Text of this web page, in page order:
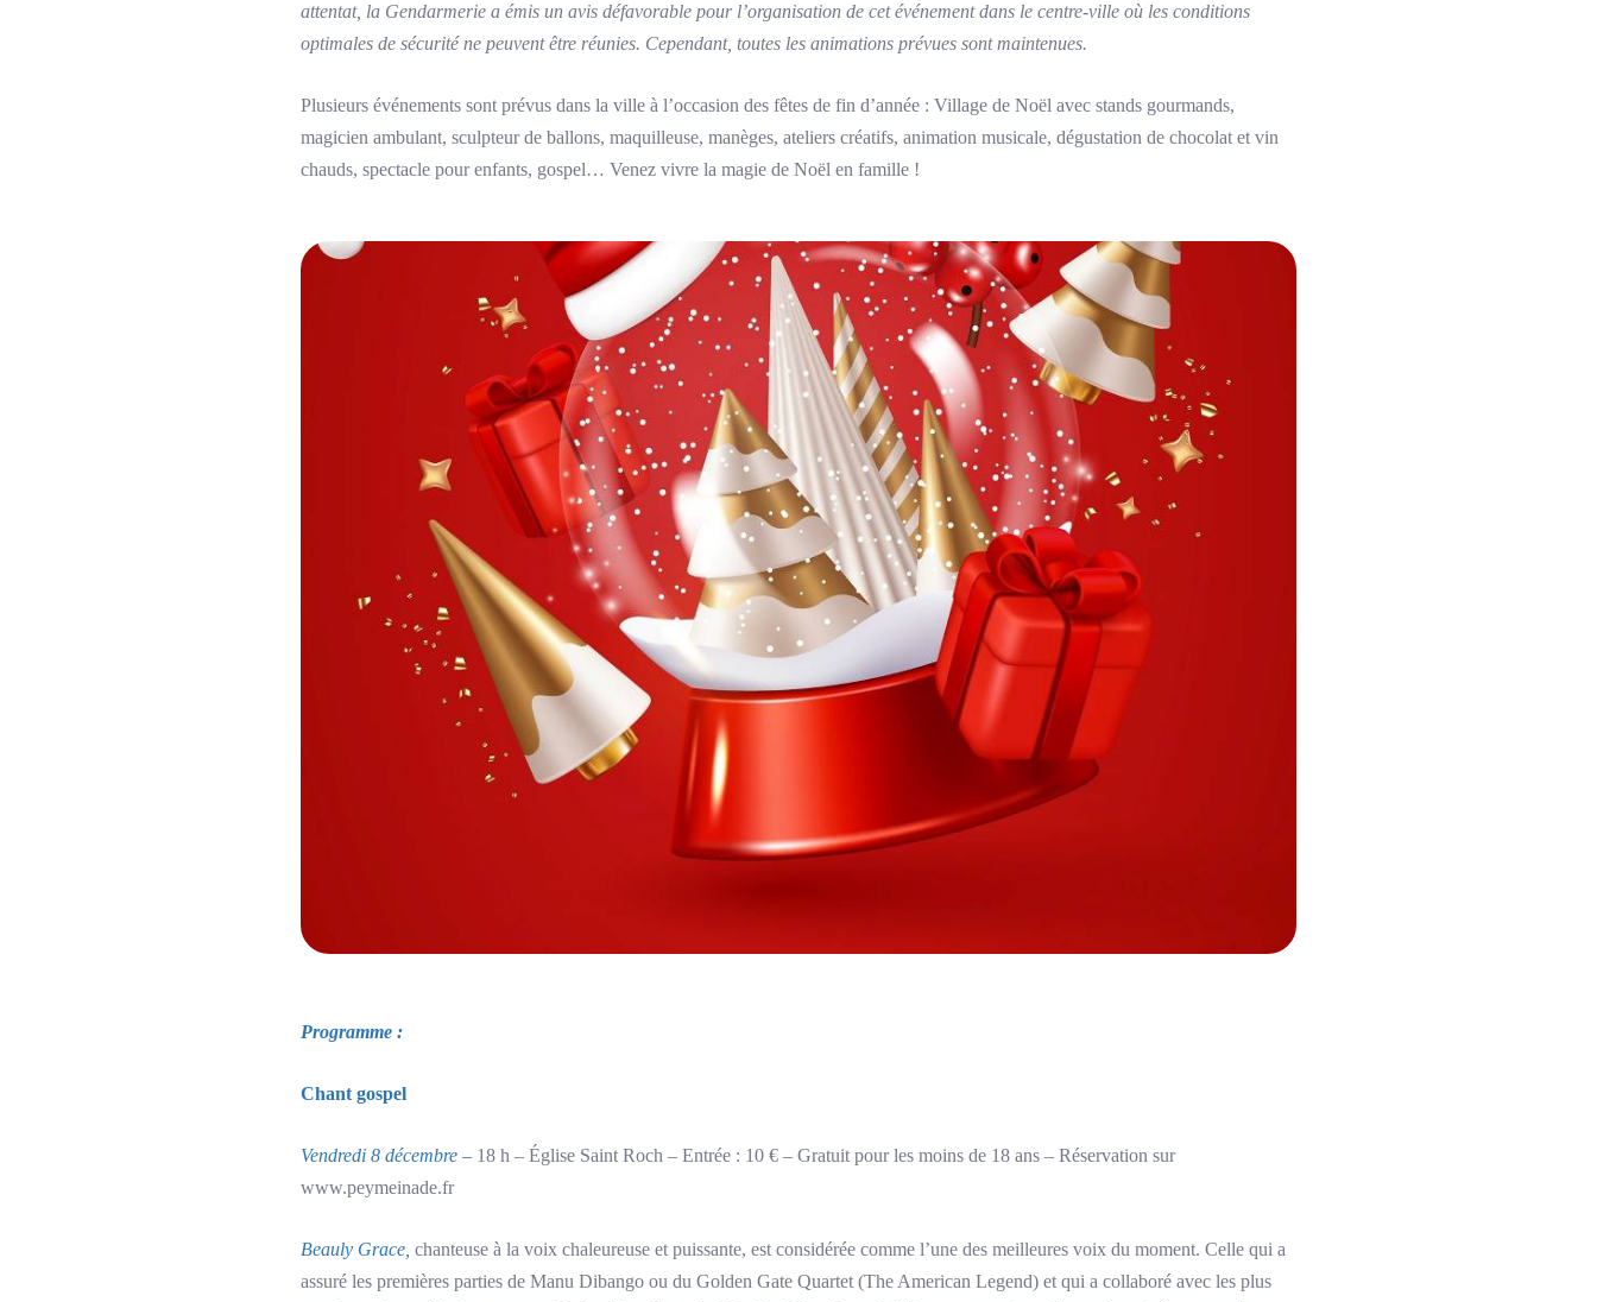
attentat, la Gendarmerie a émis un avis défavorable pour l’organisation de cet événement dans le centre-ville où les conditions
optimales de sécurité ne peuvent être réunies. Cependant, toutes les animations prévues sont maintenues.
Plusieurs événements sont prévus dans la ville à l’occasion des fêtes de fin d’année : Village de Noël avec stands gourmands,
magicien ambulant, sculpteur de ballons, maquilleuse, manèges, ateliers créatifs, animation musicale, dégustation de chocolat et vin
chauds, spectacle pour enfants, gospel… Venez vivre la magie de Noël en famille !
Programme :
Chant gospel
Vendredi 8 décembre – 18 h – Église Saint Roch – Entrée : 10 € – Gratuit pour les moins de 18 ans – Réservation sur
www.peymeinade.fr
Beauly Grace, chanteuse à la voix chaleureuse et puissante, est considérée comme l’une des meilleures voix du moment. Celle qui a
assuré les premières parties de Manu Dibango ou du Golden Gate Quartet (The American Legend) et qui a collaboré avec les plus